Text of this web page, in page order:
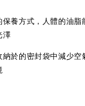
養方式，人體的油脂
澤
於的密封袋中減少空